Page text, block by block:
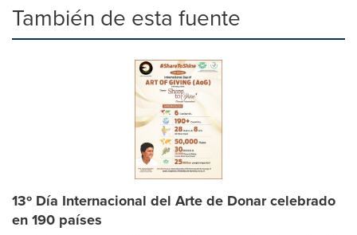
También de esta fuente
13º Día Internacional del Arte de Donar celebrado
en 190 países